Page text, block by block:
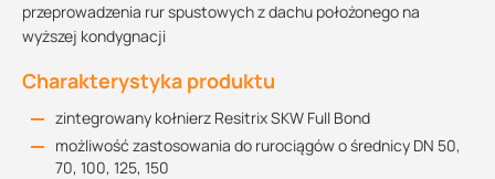
przeprowadzenia rur spustowych z dachu położonego na
wyższej kondygnacji
Charakterystyka produktu
zintegrowany kołnierz Resitrix SKW Full Bond
możliwość zastosowania do rurociągów o średnicy DN 50,
70, 100, 125, 150